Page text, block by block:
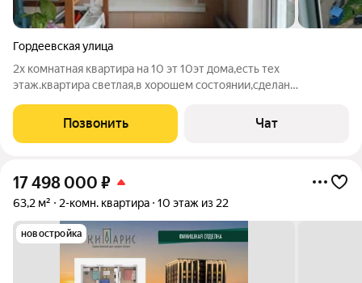
Гордеевская улица
2х комнатная квартира на 10 эт 10эт дома,есть тех
этаж.квартира светлая,в хорошем состоянии,сделан
изолированы.балкон,лоджия.рядом
Позвонить Чат
17 498 000 ₽
63,2 м² 2-комн. квартира 10 этаж из 22
новостройка